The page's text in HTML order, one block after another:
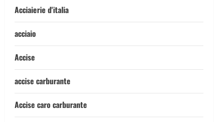
Acciaierie d'italia
acciaio
Accise
accise carburante
Accise caro carburante